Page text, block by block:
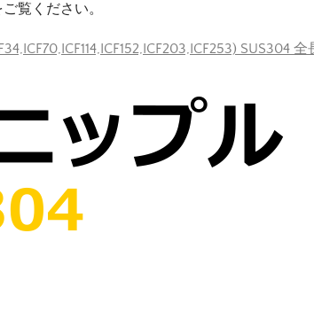
覧ください。
SUS304